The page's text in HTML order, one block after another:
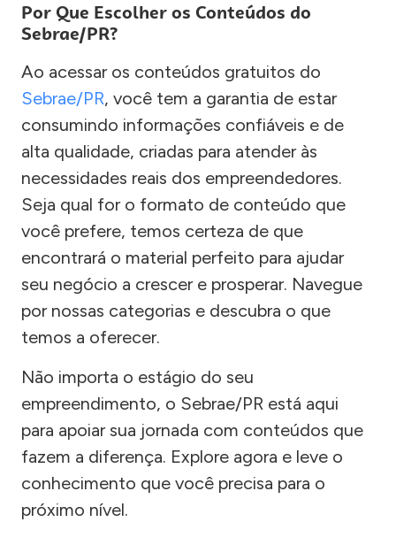
Por Que Escolher os Conteúdos do
Sebrae/PR?
Ao acessar os conteúdos gratuitos do
Sebrae/PR, você tem a garantia de estar
consumindo informações confiáveis e de
alta qualidade, criadas para atender às
necessidades reais dos empreendedores.
Seja qual for o formato de conteúdo que
você prefere, temos certeza de que
encontrará o material perfeito para ajudar
seu negócio a crescer e prosperar. Navegue
por nossas categorias e descubra o que
temos a oferecer.
Não importa o estágio do seu
empreendimento, o Sebrae/PR está aqui
para apoiar sua jornada com conteúdos que
fazem a diferença. Explore agora e leve o
conhecimento que você precisa para o
próximo nível.